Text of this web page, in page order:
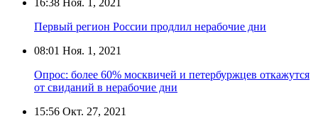
Первый регион России продлил нерабочие дни
08:01 Ноя. 1, 2021
Опрос: более 60% москвичей и петербуржцев откажутся
от свиданий в нерабочие дни
15:56 Окт. 27, 2021